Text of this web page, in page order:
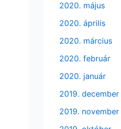
2020. május
2020. április
2020. március
2020. február
2020. január
2019. december
2019. november